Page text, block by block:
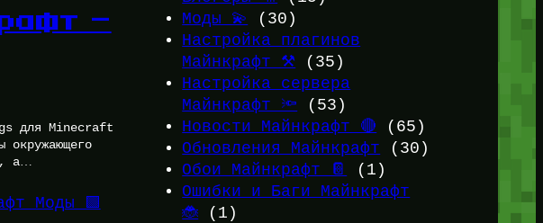
—
для Minecraft
окружающего
а…
Моды 🟩
Моды 💫
(30)
Настройка плагинов
Майнкрафт ⚒️ (35)
Настройка сервера
Майнкрафт 🔦 (53)
Новости Майнкрафт 🔴 (65)
Обновления Майнкрафт (30)
Обои Майнкрафт 📔
(1)
Ошибки и Баги Майнкрафт
🐞 (1)